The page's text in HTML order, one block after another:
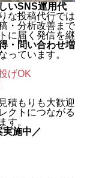
いSNS運用代
な投稿代行では
・分析改善まで
に届く発信を継
・問い合わせ増
っています。
げOK
積もりも大歓迎
クトにつながる
す。
実施中／